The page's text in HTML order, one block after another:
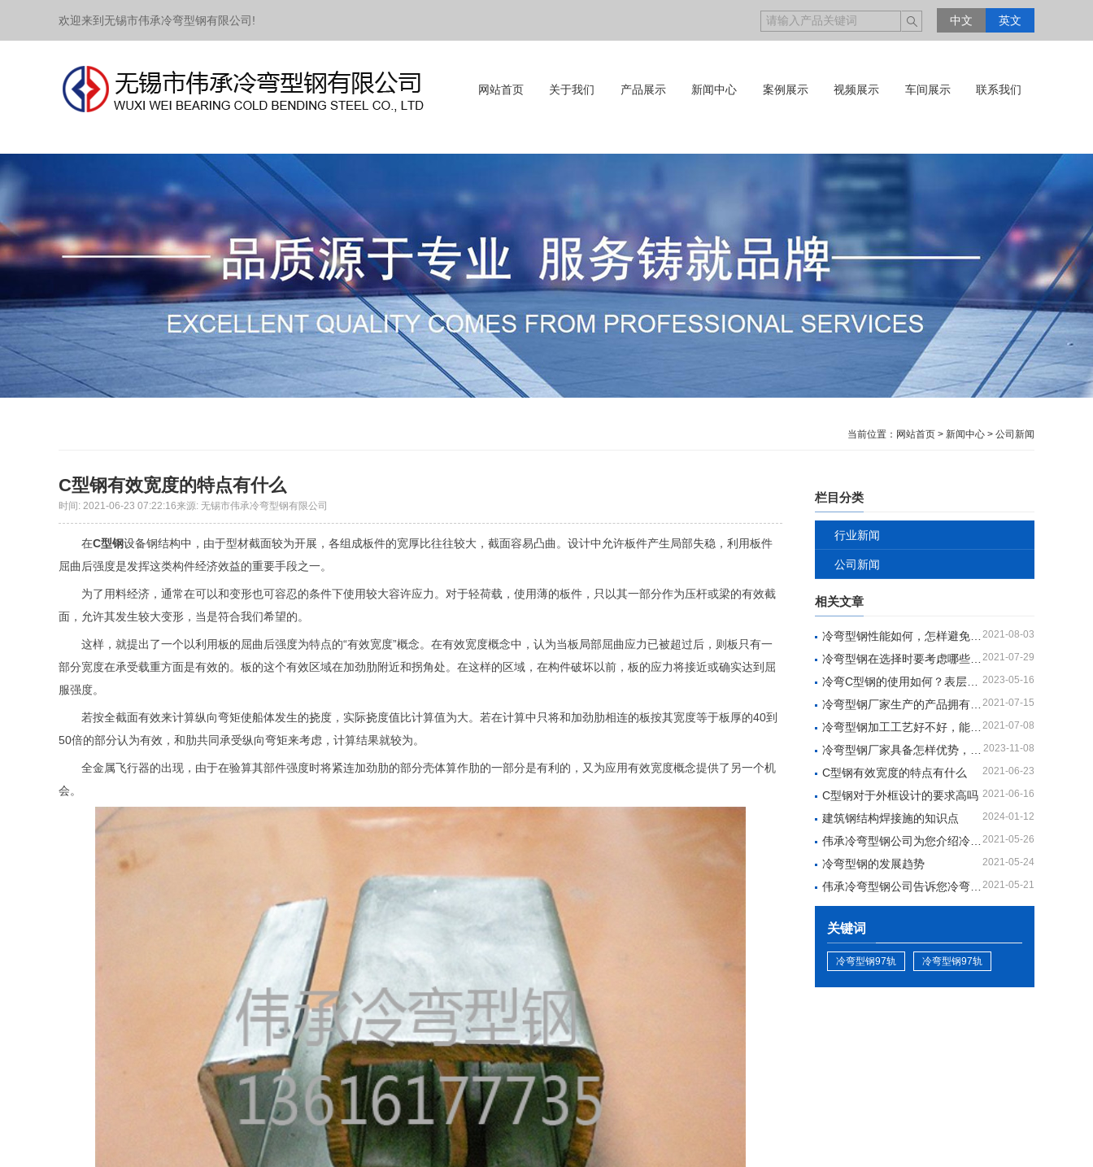
中文 英文
欢迎来到无锡市伟承冷弯型钢有限公司!
网站首页 关于我们 产品展示 新闻中心 案例展示 视频展示 车间展示 联系我们
当前位置： 网站首页 > 新闻中心 > 公司新闻
C型钢有效宽度的特点有什么
时间: 2021-06-23 07:22:16来源: 无锡市伟承冷弯型钢有限公司
在C型钢设备钢结构中，由于型材截面较为开展，各组成板件的宽厚比往往较大，截面容易凸曲。设计中允许板件产生局部失稳，利用板件
屈曲后强度是发挥这类构件经济效益的重要手段之一。
为了用料经济，通常在可以和变形也可容忍的条件下使用较大容许应力。对于轻荷载，使用薄的板件，只以其一部分作为压杆或梁的有效截
面，允许其发生较大变形，当是符合我们希望的。
这样，就提出了一个以利用板的屈曲后强度为特点的“有效宽度”概念。在有效宽度概念中，认为当板局部屈曲应力已被超过后，则板只有一
部分宽度在承受载重方面是有效的。板的这个有效区域在加劲肋附近和拐角处。在这样的区域，在构件破坏以前，板的应力将接近或确实达到屈
服强度。
若按全截面有效来计算纵向弯矩使船体发生的挠度，实际挠度值比计算值为大。若在计算中只将和加劲肋相连的板按其宽度等于板厚的40到
50倍的部分认为有效，和肋共同承受纵向弯矩来考虑，计算结果就较为。
全金属飞行器的出现，由于在验算其部件强度时将紧连加劲肋的部分壳体算作肋的一部分是有利的，又为应用有效宽度概念提供了另一个机
会。
栏目分类
行业新闻
公司新闻
相关文章
冷弯型钢性能如何，怎样避免腐蚀性问题 2021-08-03
冷弯型钢在选择时要考虑哪些方面？ 2021-07-29
冷弯C型钢的使用如何？表层变黑如何解决？ 2023-05-16
冷弯型钢厂家生产的产品拥有什么样的优势和特点 2021-07-15
冷弯型钢加工工艺好不好，能具备什么性能 2021-07-08
冷弯型钢厂家具备怎样优势，拥有哪些技术 2023-11-08
C型钢有效宽度的特点有什么 2021-06-23
C型钢对于外框设计的要求高吗 2021-06-16
建筑钢结构焊接施的知识点 2024-01-12
伟承冷弯型钢公司为您介绍冷弯型钢的生产工艺 2021-05-26
冷弯型钢的发展趋势 2021-05-24
伟承冷弯型钢公司告诉您冷弯型钢的特点 2021-05-21
关键词
冷弯型钢97轨 冷弯型钢97轨